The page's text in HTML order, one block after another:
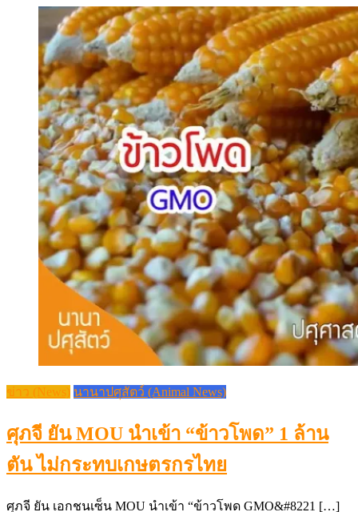
ข่าว (News) นานาปศุสัตว์ (Animal News)
ศุภจี ยัน MOU นำเข้า “ข้าวโพด” 1 ล้าน
ตัน ไม่กระทบเกษตรกรไทย
ศุภจี ยัน เอกชนเซ็น MOU นำเข้า “ข้าวโพด GMO&#8221 […]